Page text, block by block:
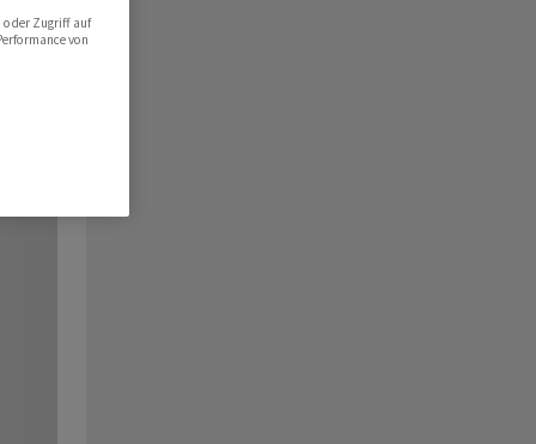
oder Zugriff auf
von